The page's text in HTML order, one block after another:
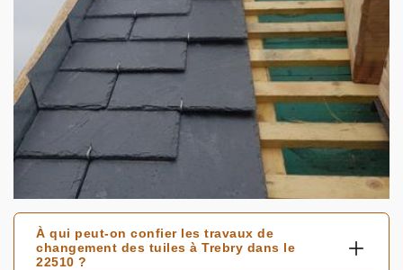
À qui peut-on confier les travaux de
changement des tuiles à Trebry dans le
22510 ?